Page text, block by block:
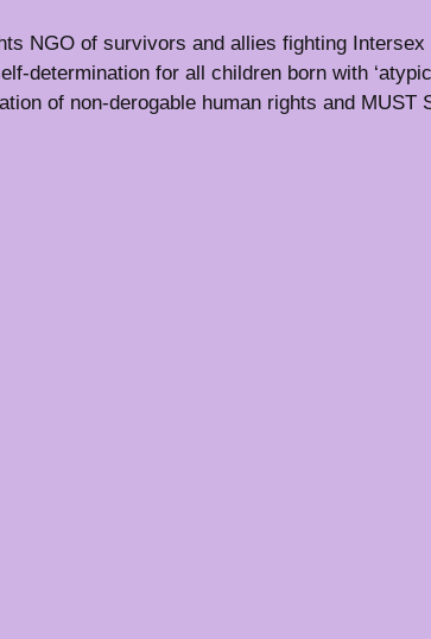
NGO of survivors and allies fighting
determination for all children born with
of non-derogable human rights and MUST